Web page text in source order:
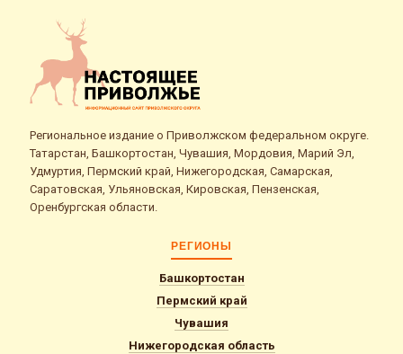
Региональное издание о Приволжском федеральном округе.
Татарстан, Башкортостан, Чувашия, Мордовия, Марий Эл,
Удмуртия, Пермский край, Нижегородская, Самарская,
Саратовская, Ульяновская, Кировская, Пензенская,
Оренбургская области.
РЕГИОНЫ
Башкортостан
Пермский край
Чувашия
Нижегородская область